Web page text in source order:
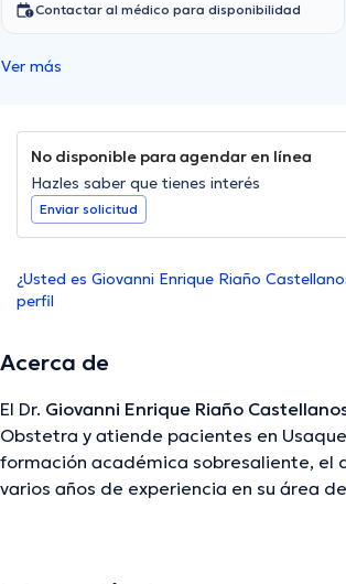
Contactar al médico para disponibilidad
Ver más
No disponible para agendar en línea
Hazles saber que tienes interés
Enviar solicitud
¿Usted es Giovanni Enrique Riaño
perfil
Acerca de
El Dr. Giovanni Enrique Riaño
Obstetra y atiende pacientes en
formación académica sobresaliente, el
varios años de experiencia en su área